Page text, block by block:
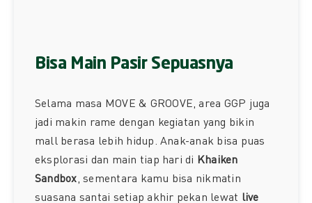
Bisa Main Pasir Sepuasnya
Selama masa MOVE & GROOVE, area GGP juga
jadi makin rame dengan kegiatan yang bikin
mall berasa lebih hidup. Anak-anak bisa puas
eksplorasi dan main tiap hari di Khaiken
Sandbox , sementara kamu bisa nikmatin
suasana santai setiap akhir pekan lewat live